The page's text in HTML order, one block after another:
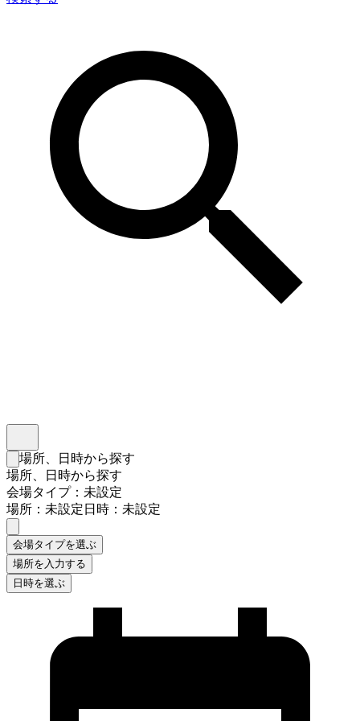
検索フォームを閉じる
場所、日時から探す
場所、日時から探す
会場タイプ：未設定
場所：未設定日時：未設定
会場タイプを選ぶ
場所を入力する
日時を選ぶ